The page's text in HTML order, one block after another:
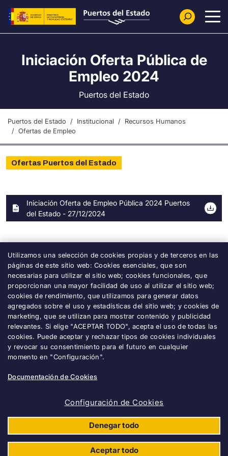
Pasar al contenido principal
Iniciación Oferta Pública de
Empleo 2024
Puertos del Estado
Puertos del Estado Institucional
Recursos Humanos
Ofertas de Empleo
Ofertas Puertos del Estado
ArchivoIniciación Oferta de Empleo Pública 2024 Puertos
del Estado - 27/12/2024
Utilizamos una selección de cookies propias y de terceros en las
páginas de este sitio web: Cookies esenciales, que son
necesarias para utilizar el sitio web; cookies funcionales, que
proporcionan una mayor facilidad de uso al utilizar el sitio web;
cookies de rendimiento, que utilizamos para generar datos
agregados sobre el uso y estadísticas del sitio web; y cookies de
marketing, que se utilizan para mostrar contenido y publicidad
relevantes. Si elige "ACEPTAR TODO", acepta el uso de todas las
cookies. Puede aceptar y rechazar tipos de cookies individuales
y revocar su consentimiento para el futuro en cualquier
momento en "Configuración".
Documentación de Cookies
Configuración de Cookies
Denegar todo
Aceptar todo
Accesiblidad
Aviso legal
Gestión de cookies
Política de Seguridad